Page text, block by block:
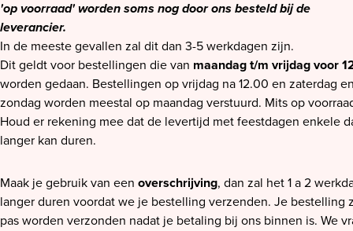
'op voorraad' worden soms nog door ons besteld bij de
leverancier.
In de meeste gevallen zal dit dan 3-5 werkdagen zijn.
Dit geldt voor bestellingen die van maandag t/m vrijdag voor
worden gedaan. Bestellingen op vrijdag na 12.00 en zaterdag
zondag worden meestal op maandag verstuurd. Mits op
Houd er rekening mee dat de levertijd met feestdagen enkele
langer kan duren.
Maak je gebruik van een overschrijving, dan zal het 1 a 2
langer duren voordat we je bestelling verzenden. Je bestelling
pas worden verzonden nadat je betaling bij ons binnen is. We